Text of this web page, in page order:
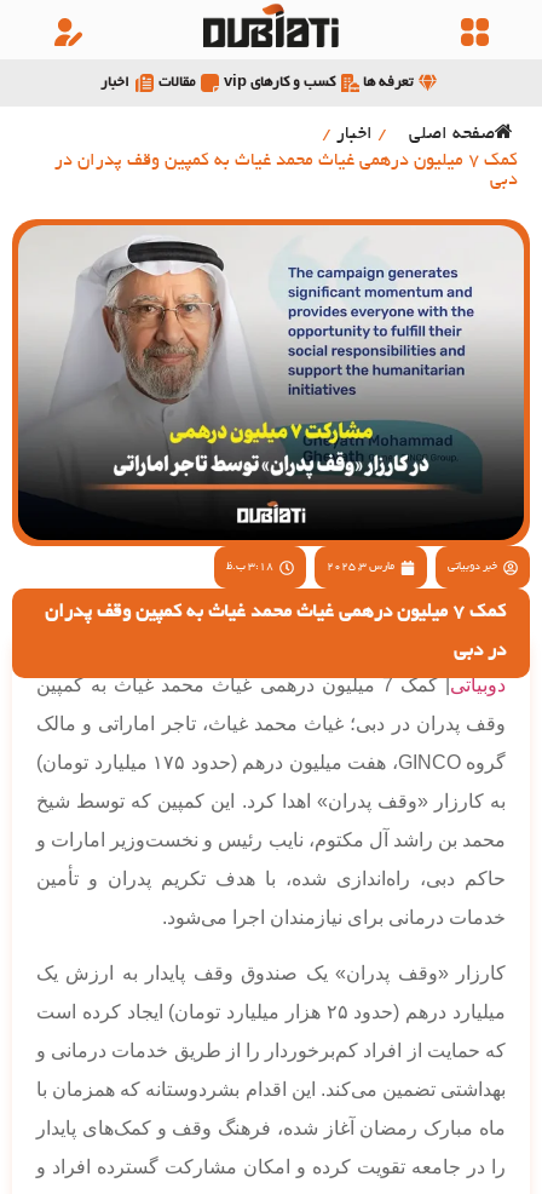
تعرفه ها کسب و کارهای vip مقالات اخبار
صفحه اصلی / اخبار /
کمک 7 میلیون درهمی غیاث محمد غیاث به کمپین وقف پدران در
دبی
خبر دوبیاتی مارس 3, 2025 3:18 ب.ظ
کمک 7 میلیون درهمی غیاث محمد غیاث به کمپین وقف پدران
در دبی
دوبیاتی
| کمک 7 میلیون درهمی غیاث محمد غیاث به کمپین
وقف پدران در دبی؛ غیاث محمد غیاث، تاجر اماراتی و مالک
گروه GINCO، هفت میلیون درهم (حدود ۱۷۵ میلیارد تومان)
به کارزار «وقف پدران» اهدا کرد. این کمپین که توسط شیخ
محمد بن راشد آل مکتوم، نایب رئیس و نخست‌وزیر امارات و
حاکم دبی، راه‌اندازی شده، با هدف تکریم پدران و تأمین
خدمات درمانی برای نیازمندان اجرا می‌شود.
کارزار «وقف پدران» یک صندوق وقف پایدار به ارزش یک
میلیارد درهم (حدود ۲۵ هزار میلیارد تومان) ایجاد کرده است
که حمایت از افراد کم‌برخوردار را از طریق خدمات درمانی و
بهداشتی تضمین می‌کند. این اقدام بشردوستانه که همزمان با
ماه مبارک رمضان آغاز شده، فرهنگ وقف و کمک‌های پایدار
را در جامعه تقویت کرده و امکان مشارکت گسترده افراد و